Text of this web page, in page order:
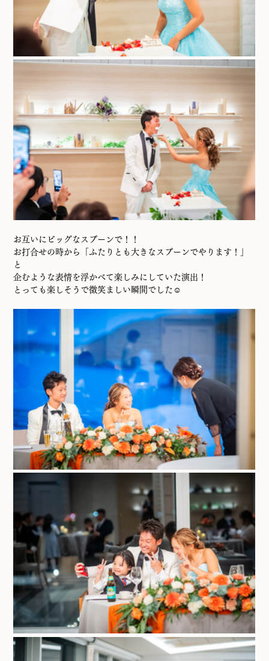
お互いにビッグなスプーンで！！
お打合せの時から「ふたりとも大きなスプーンでやります！」
と
企むような表情を浮かべて楽しみにしていた演出！
とっても楽しそうで微笑ましい瞬間でした☺